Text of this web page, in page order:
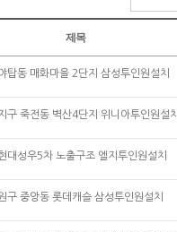
제목
탑동 매화마을 2단지 삼성투인원설치
구 죽전동 벽산4단지 위니아투인원설치
대성우5차 노출구조 엘지투인원설치
구 중앙동 롯데캐슬 삼성투인원설치